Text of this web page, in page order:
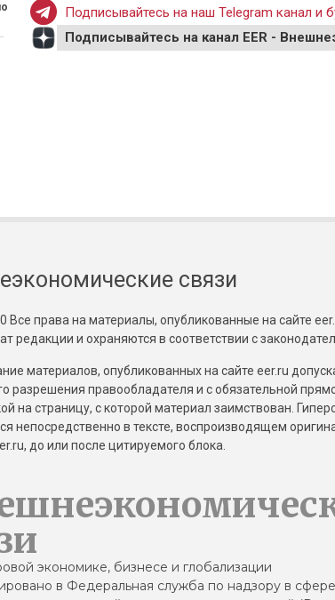
Подписывайтесь на наш Telegram канал и
Подписывайтесь на канал EER -
связи
Все права на материалы, опубликованные на сайте
редакции и охраняются в соответствии с
материалов, опубликованных на сайте eer.ru
разрешения правообладателя и с обязательной
на страницу, с которой материал заимствован.
непосредственно в тексте, воспроизводящем
до или после цитируемого блока.
экономике, бизнесе и глобализации
в Федеральная служба по надзору в